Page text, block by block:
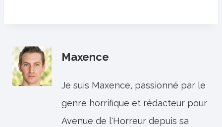
Maxence
Je suis Maxence, passionné par le
genre horrifique et rédacteur pour
Avenue de l'Horreur depuis sa